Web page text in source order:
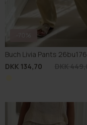
Buch Livia Pants 26bu176
DKK 134,70